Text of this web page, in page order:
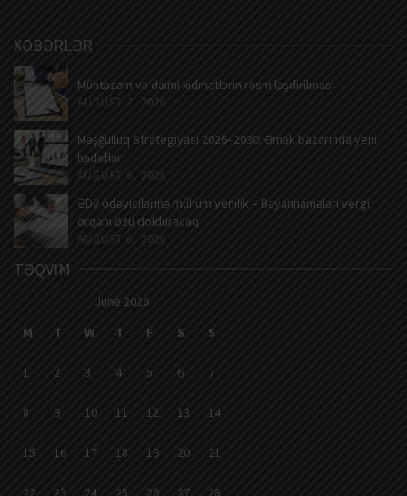
XƏBƏRLƏR
Müntəzəm və daimi xidmətlərin rəsmiləşdirilməsi
AUGUST 7, 2026
Məşğulluq Strategiyası 2026–2030: Əmək bazarında yeni
hədəflər
AUGUST 6, 2026
ƏDV ödəyicilərinə mühüm yenilik – Bəyannamələri vergi
orqanı özü dolduracaq
AUGUST 6, 2026
TƏQVIM
June 2026
M
T W T F S S
1 2 3 4 5 6 7
8 9 10 11 12 13 14
15 16 17 18 19 20 21
22 23 24 25 26 27 28